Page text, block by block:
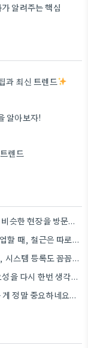
알려주는 핵심
과 최신 트렌드
알아보자!
렌드
골재 분리 배출이 정말 중요하네요. 제가 이전에 비슷한 현장을 방문했을 때도 이렇게 철저하게 분류하지 않은…
폐기물 분리하는 팁 하나 알려드릴게요. 제가 작업할 때, 철근은 따로 모아두고 골재는 색깔별로 구분해서 보관했는데,…
폐기물 분리 잘 해야겠어요. 현장 상황이 다르고, 시스템 등록도 꼼꼼히 확인해야 하니까.
대전 화재 사고 말씀하신 부분, 안전 관리의 중요성을 다시 한번 생각하게 되네요. 특히 규모가 큰…
비계구조물 해체공사업 면허가 있는지 확인하는 게 정말 중요하네요. 저도 이전 철거 시 이런 부분을 꼼꼼히…